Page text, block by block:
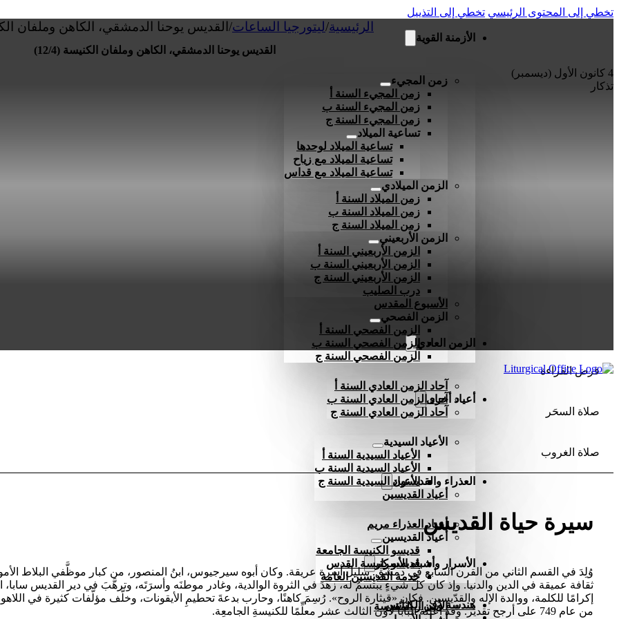
تخطي إلى المحتوى الرئيسي تخطي إلى التذييل
الأزمنة القوية
زمن المجيء
زمن المجيء السنة أ
زمن المجيء السنة ب
زمن المجيء السنة ج
تساعية الميلاد
تساعية الميلاد لوحدها
تساعية الميلاد مع زياح
تساعية الميلاد مع قداس
الزمن الميلادي
زمن الميلاد السنة أ
زمن الميلاد السنة ب
زمن الميلاد السنة ج
الزمن الأربعيني
الزمن الأربعيني السنة أ
الزمن الأربعيني السنة ب
الزمن الأربعيني السنة ج
درب الصليب
الأسبوع المقدس
الزمن الفصحي
الزمن الفصحي السنة أ
الزمن الفصحي السنة ب
الزمن الفصحي السنة ج
الزمن العادي
آحاد الزمن العادي السنة أ
آحاد الزمن العادي السنة ب
آحاد الزمن العادي السنة ج
أعياد أخرى
الأعياد السيدية
الأعياد السيدية السنة أ
الأعياد السيدية السنة ب
الأعياد السيدية السنة ج
أعياد القديسين
العذراء والقديسون
أعياد العذراء مريم
أعياد القديسين
قديسو الكنيسة الجامعة
قديسو كنيسة القدس
خدمة القديسين العامة
الأسرار وأشباه الأسرار
الأسرار المقدسة
هندسة وفن الكنائس
الرئيسية/ليتورجيا الساعات/ القديس يوحنا الدمشقي، الكاهن وملفان
القديس يوحنا الدمشقي، الكاهن وملفان الكنيسة (12/4)
4 كانون الأول (ديسمبر)
تذكار
فرض القراءة
صلاة السحَر
صلاة الغروب
سيرة حياة القديس
وُلِدَ في القسم الثاني من القرن السابع في دمشق. سليلُ أسرة عريقة. وكان أبوه سيرجيوس، ابنُ المنصور، من كبار موظَّفي البلاط
ثقافة عميقة في الدين والدنيا. وإذ كان كلُّ شيءٍ يبتسمُ له، زهدَ في الثروة الوالدية، وغادر موطنَه وأسرَتَه، وترهَّبَ في دير القديس
إكرامًا للكلمة، ووالدة الإله والقدّيسين. فكان «قيثارة الروح». رُسِمَ كاهنًا، وحارب بدعةَ تحطيمِ الأيقونات، وخلَّف مؤلَّفات كثيرة في
من عام 749 على أرجح تقدير. وقد أعلنه البابا لاون الثالث عشر معلِّمًا للكنيسةِ الجامعِة.